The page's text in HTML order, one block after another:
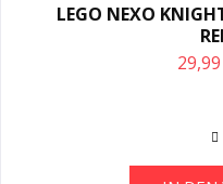
LEGO NEXO